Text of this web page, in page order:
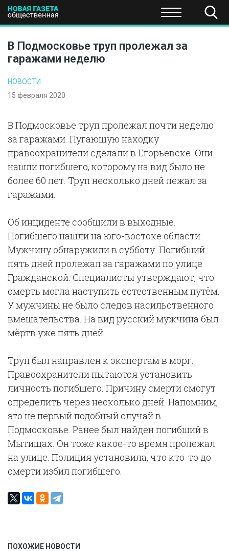
ПОЛИТИКА ЭКОНОМИКА НАУКА И
В Подмосковье труп пролежал за
гаражами неделю
НОВОСТИ
15 февраля 2020
В Подмосковье труп пролежал почти неделю
за гаражами. Пугающую находку
правоохранители сделали в Егорьевске. Они
нашли погибшего, которому на вид было не
более 60 лет. Труп несколько дней лежал за
гаражами.
Об инциденте сообщили в выходные.
Погибшего нашли на юго-востоке области.
Мужчину обнаружили в субботу. Погибший
пять дней пролежал за гаражами по улице
Гражданской. Специалисты утверждают, что
смерть могла наступить естественным путём.
У мужчины не было следов насильственного
вмешательства. На вид русский мужчина был
мёртв уже пять дней.
Труп был направлен к экспертам в морг.
Правоохранители пытаются установить
личность погибшего. Причину смерти смогут
определить через несколько дней. Напомним,
это не первый подобный случай в
Подмосковье. Ранее был найден погибший в
Мытищах. Он тоже какое-то время пролежал
на улице. Полиция установила, что кто-то до
смерти избил погибшего.
ПОХОЖИЕ НОВОСТИ